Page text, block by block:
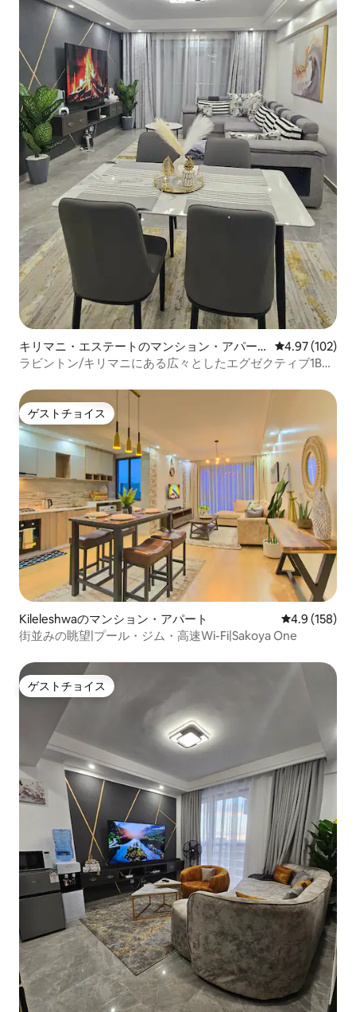
キリマニ・エステートのマンション・アパー
ト
レビュー102
4.97 (102)
ラビントン/キリマニにある広々としたエグゼクティブ1BR
ゲストチョイス
ゲストチョイス
Kileleshwaのマンション・アパート レビュー158
4.9 (158)
街並みの眺望|プール・ジム・高速Wi-Fi|Sakoya One
ゲストチョイス
ゲストチョイス